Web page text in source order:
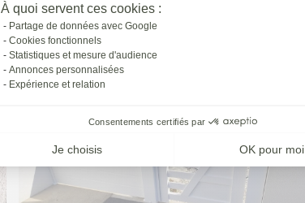
À quoi servent ces cookies :
Partage de données avec Google
Cookies fonctionnels
Statistiques et mesure d'audience
Annonces personnalisées
Expérience et relation
Consentements certifiés par
Je choisis OK pour moi
Axeptio consent
St-priest